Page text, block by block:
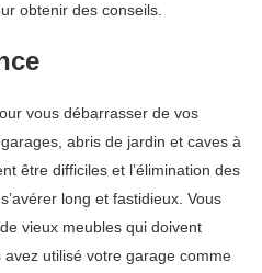
obtenir des conseils.
vous débarrasser de vos
abris de jardin et caves à
être difficiles et l’élimination des
long et fastidieux. Vous
vieux meubles qui doivent
utilisé votre garage comme